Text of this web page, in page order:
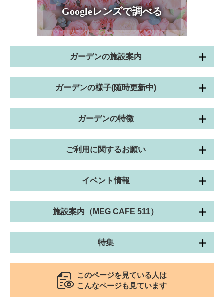
Googleレンズで調べる
ガーデンの施設案内
ガーデンの様子(随時更新中)
ガーデンの特徴
ご利用に関するお願い
イベント情報
施設案内（MEG CAFE 511）
特集
このページを見ている人は
こんなページも見ています